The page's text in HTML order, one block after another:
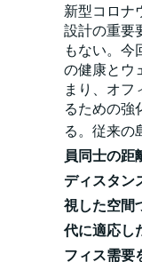
新型コロナ
設計の重要
もない。今
の健康とウ
まり、オフ
るための強
る。従来の
員同士の距
ディスタン
視した空間
代に適応し
フィス需要